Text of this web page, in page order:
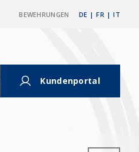
BEWEHRUNGEN IT
|
FR
|
DE
Kundenportal